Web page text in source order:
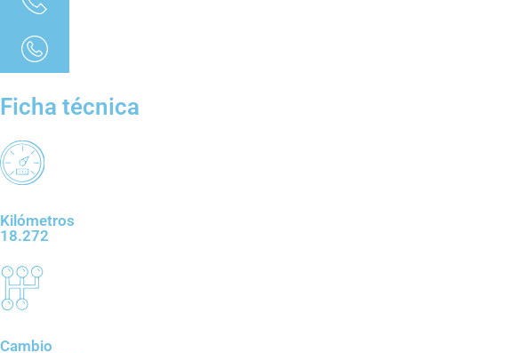
Ficha técnica
Kilómetros
18.272
Cambio